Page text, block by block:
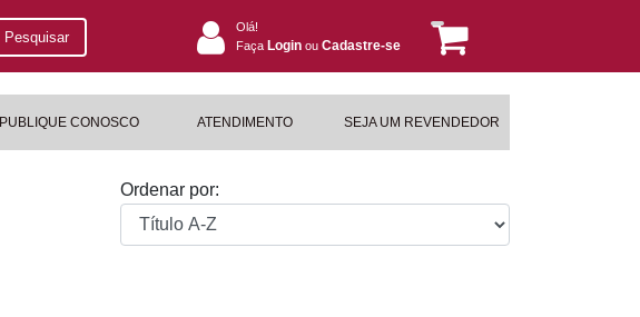
Pesquisar
Olá!
Faça Login ou Cadastre-se
PUBLIQUE CONOSCO ATENDIMENTO SEJA UM REVENDEDOR
Ordenar por: